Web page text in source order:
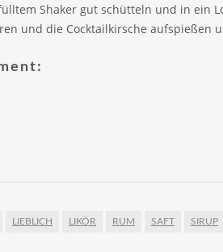
Shaker gut schütteln und in ein
und die Cocktailkirsche aufspießen
LIEBLICH LIKÖR RUM SAFT SIRUP